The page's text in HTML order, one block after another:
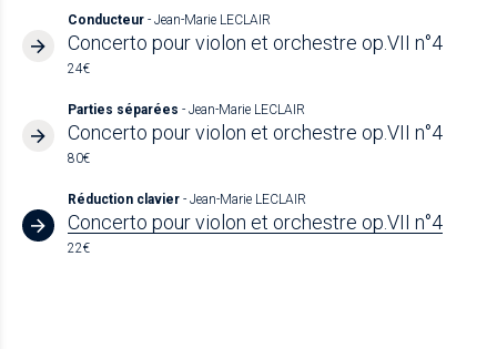
Conducteur - Jean-Marie LECLAIR
Concerto pour violon et orchestre op.VII n°4
24€
Parties séparées - Jean-Marie LECLAIR
Concerto pour violon et orchestre op.VII n°4
80€
Réduction clavier - Jean-Marie LECLAIR
Concerto pour violon et orchestre op.VII n°4
22€